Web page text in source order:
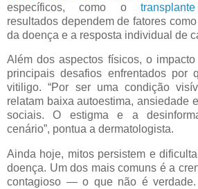
específicos, como o
resultados dependem de fatores
da doença e a resposta individual de
Além dos aspectos físicos, o
principais desafios enfrentados por
vitiligo. “Por ser uma condição
relatam baixa autoestima, ansiedade
sociais. O estigma e a
cenário”, pontua a dermatologista.
Ainda hoje, mitos persistem e
doença. Um dos mais comuns é a
contagioso — o que não é verdade.